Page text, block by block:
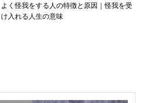
よく怪我をする人の特徴と原因｜怪我を受
け入れる人生の意味